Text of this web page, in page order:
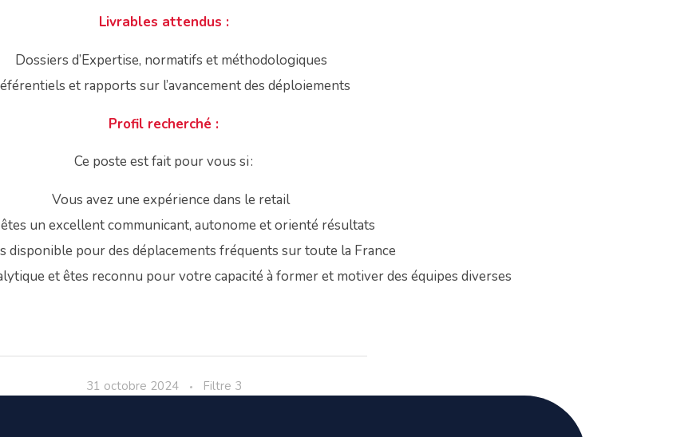
31 octobre 2024 Filtre 3
Livrables attendus :
Dossiers d’Expertise, normatifs et méthodologiques
et rapports sur l’avancement des déploiements
Profil recherché :
Ce poste est fait pour vous si :
Vous avez une expérience dans le retail
un excellent communicant, autonome et orienté résultats
disponible pour des déplacements fréquents sur toute la France
et êtes reconnu pour votre capacité à former et motiver des équipes diverses